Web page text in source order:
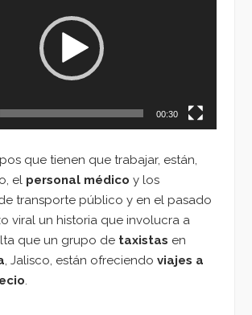
00:30
que tienen que trabajar, están,
el personal médico y los
transporte público y en el pasado
viral un historia que involucra a
que un grupo de taxistas en
, Jalisco, están ofreciendo viajes a
.